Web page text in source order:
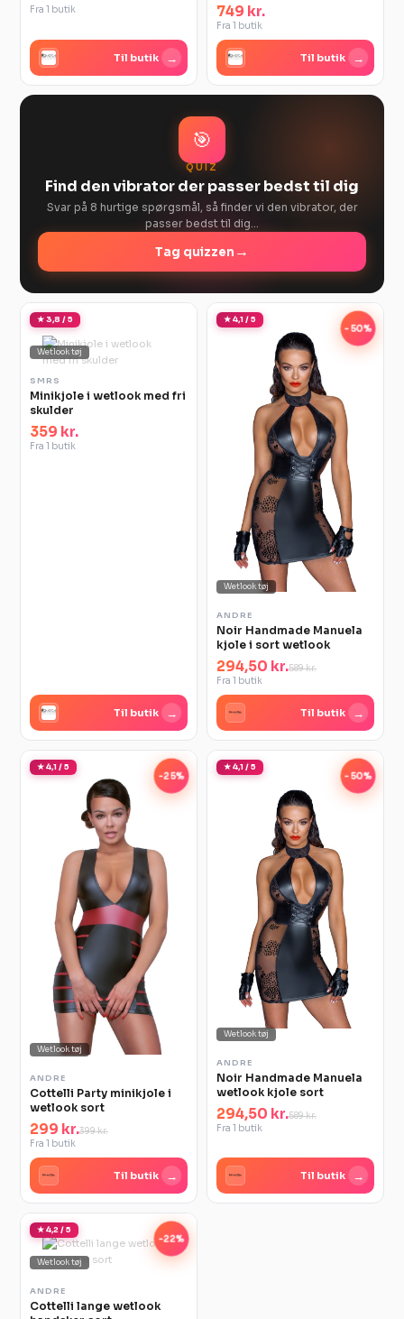
Fra 1 butik
Til butik →
749 kr.
Fra 1 butik
Til butik →
🎯
QUIZ
Find den vibrator der passer bedst til dig
Svar på 8 hurtige spørgsmål, så finder vi den vibrator, der
passer bedst til dig…
Tag quizzen →
★ 3,8 / 5
Wetlook tøj
SMRS
Minikjole i wetlook med fri
skulder
359 kr.
Fra 1 butik
Til butik →
★ 4,1 / 5
-50%
Wetlook tøj
ANDRE
Noir Handmade Manuela
kjole i sort wetlook
294,50 kr.589 kr.
Fra 1 butik
Til butik →
★ 4,1 / 5
-25%
Wetlook tøj
ANDRE
Cottelli Party minikjole i
wetlook sort
299 kr.399 kr.
Fra 1 butik
Til butik →
★ 4,1 / 5
-50%
Wetlook tøj
ANDRE
Noir Handmade Manuela
wetlook kjole sort
294,50 kr.589 kr.
Fra 1 butik
Til butik →
★ 4,2 / 5
-22%
Wetlook tøj
ANDRE
Cottelli lange wetlook